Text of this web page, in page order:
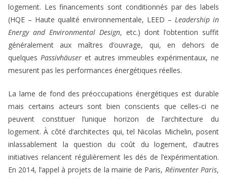
logement. Les financements sont conditionnés par des labels
(HQE – Haute qualité environnementale, LEED – Leadership in
Energy and Environmental Design, etc.) dont l’obtention suffit
généralement aux maîtres d’ouvrage, qui, en dehors de
quelques Passivhäuser et autres immeubles expérimentaux, ne
mesurent pas les performances énergétiques réelles.
La lame de fond des préoccupations énergétiques est durable
mais certains acteurs sont bien conscients que celles-ci ne
peuvent constituer l’unique horizon de l’architecture du
logement. À côté d’architectes qui, tel Nicolas Michelin, posent
inlassablement la question du coût du logement, d’autres
initiatives relancent régulièrement les dés de l’expérimentation.
En 2014, l’appel à projets de la mairie de Paris, Réinventer Paris,